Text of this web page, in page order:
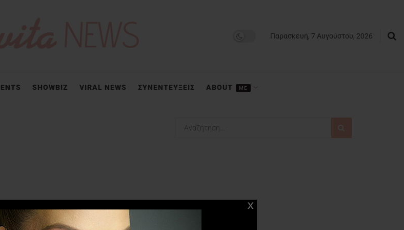
Παρασκευή, 7 Αυγούστου, 2026
SHOWBIZ VIRAL NEWS ΣΥΝΕΝΤΕΥΞΕΙΣ ABOUT ME